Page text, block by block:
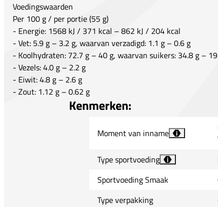
Voedingswaarden
Per 100 g / per portie (55 g)
- Energie: 1568 kJ / 371 kcal – 862 kJ / 204 kcal
- Vet: 5.9 g – 3.2 g, waarvan verzadigd: 1.1 g – 0.6 g
- Koolhydraten: 72.7 g – 40 g, waarvan suikers: 34.8 g –
- Vezels: 4.0 g – 2.2 g
- Eiwit: 4.8 g – 2.6 g
- Zout: 1.12 g – 0.62 g
Kenmerken:
Moment van inname i
Type sportvoeding
i
Sportvoeding Smaak
Type verpakking